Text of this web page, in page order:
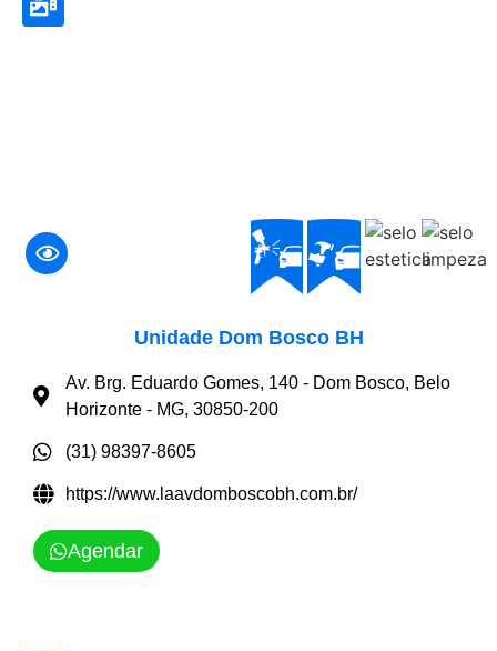
Unidade Dom Bosco BH
Av. Brg. Eduardo Gomes, 140 - Dom Bosco, Belo
Horizonte - MG, 30850-200
(31) 98397-8605
https://www.laavdomboscobh.com.br/
Agendar